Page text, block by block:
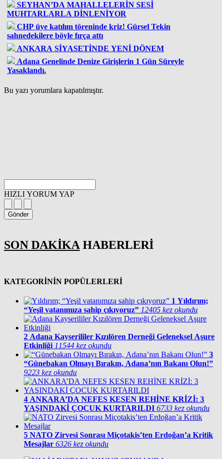
SEYHAN’DA MAHALLELERİN SESİ
MUHTARLARLA DİNLENİYOR
CHP üye katılım töreninde kriz! Gürsel Tekin
sahnedekilere böyle fırça attı
ANKARA SİYASETİNDE YENİ DÖNEM
Adana Genelinde Denize Girişlerin 1 Gün Süreyle
Yasaklandı.
Bu yazı yorumlara kapatılmıştır.
HIZLI YORUM YAP
Gönder
SON DAKİKA HABERLERİ
KATEGORİNİN POPÜLERLERİ
1 Yıldırım;
“Yeşil vatanımıza sahip çıkıyoruz” 12405 kez okundu
2 Adana Kayserililer Kızılören Derneği Geleneksel Aşure
Etkinliği 11544 kez okundu
3
“Günebakan Olmayı Bırakın, Adana’nın Bakanı Olun!”
9223 kez okundu
4 ANKARA’DA NEFES KESEN REHİNE KRİZİ: 3
YAŞINDAKİ ÇOCUK KURTARILDI 6733 kez okundu
5 NATO Zirvesi Sonrası Miçotakis’ten Erdoğan’a Kritik
Mesajlar 6326 kez okundu